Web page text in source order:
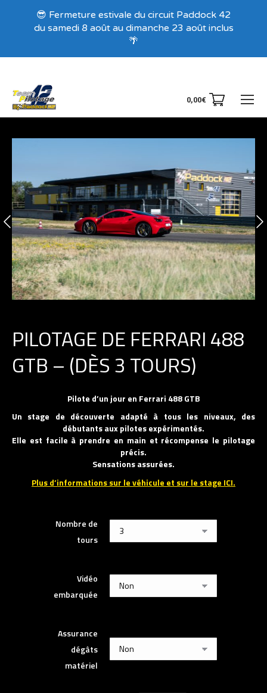
0,00€
PILOTAGE DE FERRARI 488
GTB – (DÈS 3 TOURS)
Pilote d’un jour en Ferrari 488 GTB
Un stage de découverte adapté à tous les niveaux, des
débutants aux pilotes expérimentés.
Elle est facile à prendre en main et récompense le pilotage
précis.
Sensations assurées.
Plus d’informations sur le véhicule et sur le stage ICI.
Nombre de
tours
Vidéo
embarquée
Assurance
dégâts
matériel
Recevez nos offres exclusives !
😎 Fermeture estivale du circuit Paddock 42
du samedi 8 août au dimanche 23 août inclus
🌴